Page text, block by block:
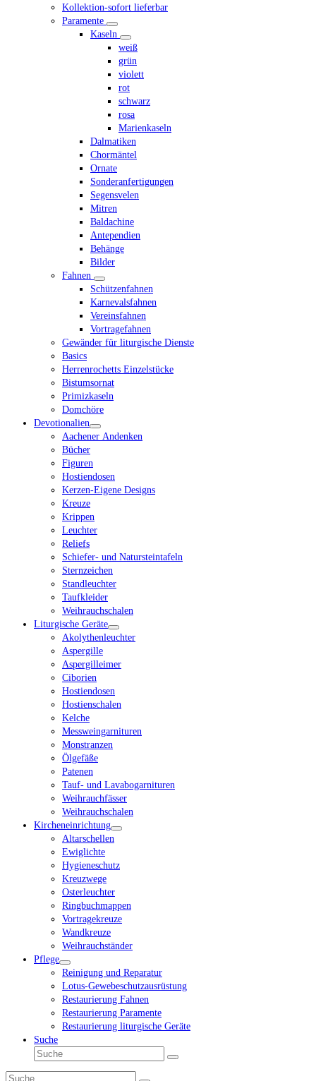
Kollektion-sofort lieferbar
Paramente
Kaseln
weiß
grün
violett
rot
schwarz
rosa
Marienkaseln
Dalmatiken
Chormäntel
Ornate
Sonderanfertigungen
Segensvelen
Mitren
Baldachine
Antependien
Behänge
Bilder
Fahnen
Schützenfahnen
Karnevalsfahnen
Vereinsfahnen
Vortragefahnen
Gewänder für liturgische Dienste
Basics
Herrenrochetts Einzelstücke
Bistumsornat
Primizkaseln
Domchöre
Devotionalien
Aachener Andenken
Bücher
Figuren
Hostiendosen
Kerzen-Eigene Designs
Kreuze
Krippen
Leuchter
Reliefs
Schiefer- und Natursteintafeln
Sternzeichen
Standleuchter
Taufkleider
Weihrauchschalen
Liturgische Geräte
Akolythenleuchter
Aspergille
Aspergilleimer
Ciborien
Hostiendosen
Hostienschalen
Kelche
Messweingarnituren
Monstranzen
Ölgefäße
Patenen
Tauf- und Lavabogarnituren
Weihrauchfässer
Weihrauchschalen
Kircheneinrichtung
Altarschellen
Ewiglichte
Hygieneschutz
Kreuzwege
Osterleuchter
Ringbuchmappen
Vortragekreuze
Wandkreuze
Weihrauchständer
Pflege
Reinigung und Reparatur
Lotus-Gewebeschutzausrüstung
Restaurierung Fahnen
Restaurierung Paramente
Restaurierung liturgische Geräte
Suche
Suche
Senden
Suche